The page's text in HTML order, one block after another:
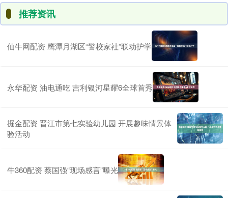
推荐资讯
仙牛网配资 鹰潭月湖区“警校家社”联动护学
永华配资 油电通吃 吉利银河星耀6全球首秀
掘金配资 晋江市第七实验幼儿园 开展趣味情景体
验活动
牛360配资 蔡国强“现场感言”曝光